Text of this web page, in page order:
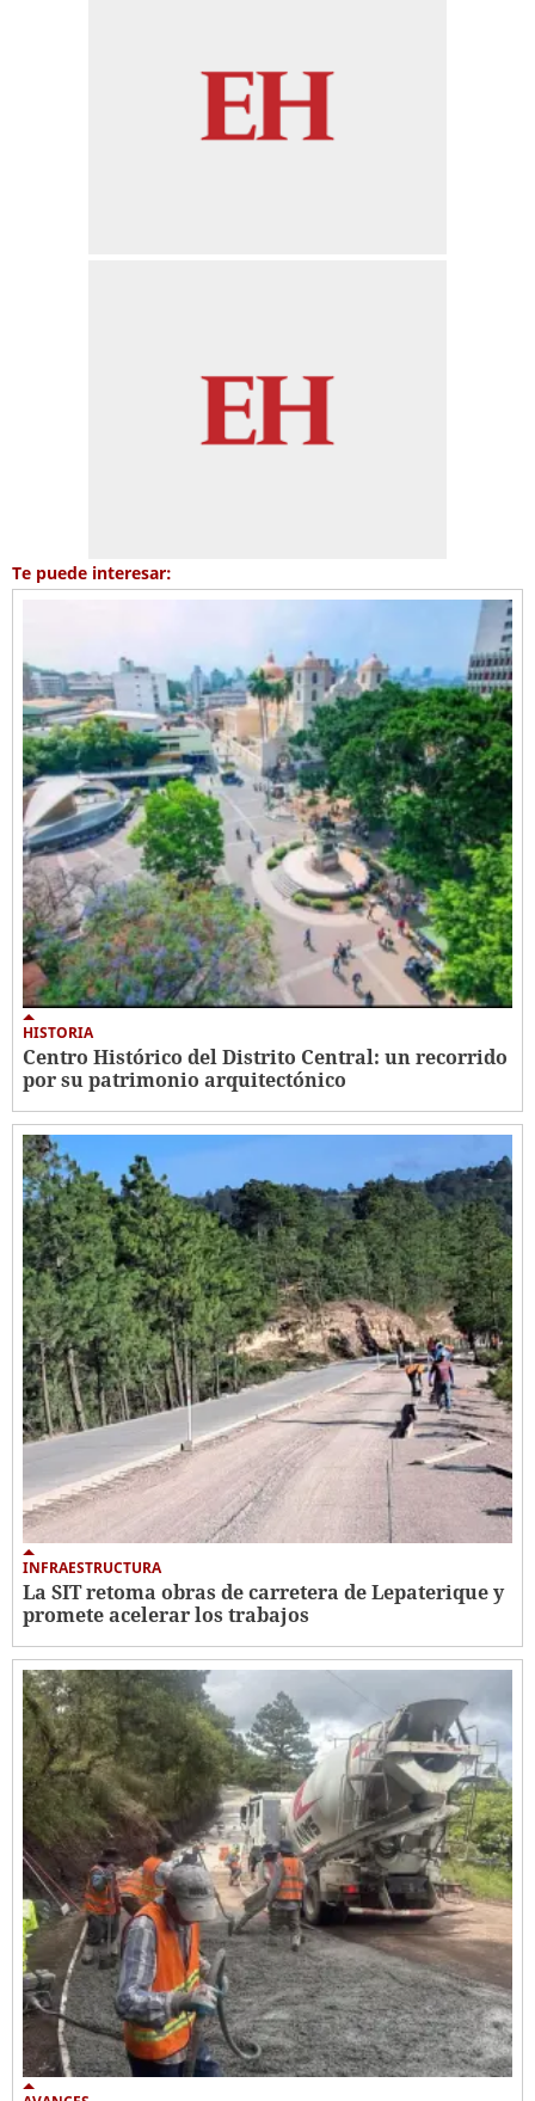
Te puede interesar:
HISTORIA
Centro Histórico del Distrito Central: un recorrido
por su patrimonio arquitectónico
INFRAESTRUCTURA
La SIT retoma obras de carretera de Lepaterique y
promete acelerar los trabajos